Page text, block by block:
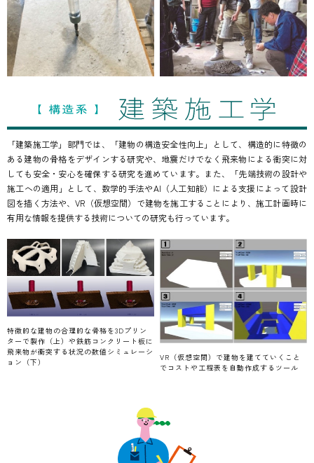
「建築施工学」部門では、「建物の構造安全性向上」として、構造的に特徴の
ある建物の骨格をデザインする研究や、地震だけでなく飛来物による衝突に対
しても安全・安心を確保する研究を進めています。また、「先端技術の設計や
施工への適用」として、数学的手法やAI（人工知能）による支援によって設計
図を描く方法や、VR（仮想空間）で建物を施工することにより、施工計画時に
有用な情報を提供する技術についての研究も行っています。
特徴的な建物の合理的な骨格を3Dプリン
ターで製作（上）や鉄筋コンクリート板に
飛来物が衝突する状況の数値シミュレーシ
ョン（下）
VR（仮想空間）で建物を建てていくこと
でコストや工程表を自動作成するツール